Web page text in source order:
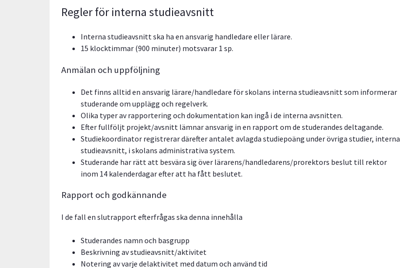
Regler för interna studieavsnitt
Interna studieavsnitt ska ha en ansvarig handledare eller lärare.
15 klocktimmar (900 minuter) motsvarar 1 sp.
Anmälan och uppföljning
Det finns alltid en ansvarig lärare/handledare för skolans interna studieavsnitt som informerar
studerande om upplägg och regelverk.
Olika typer av rapportering och dokumentation kan ingå i de interna avsnitten.
Efter fullföljt projekt/avsnitt lämnar ansvarig in en rapport om de studerandes deltagande.
Studiekoordinator registrerar därefter antalet avlagda studiepoäng under övriga studier, interna
studieavsnitt, i skolans administrativa system.
Studerande har rätt att besvära sig över lärarens/handledarens/prorektors beslut till rektor
inom 14 kalenderdagar efter att ha fått beslutet.
Rapport och godkännande
I de fall en slutrapport efterfrågas ska denna innehålla
Studerandes namn och basgrupp
Beskrivning av studieavsnitt/aktivitet
Notering av varje delaktivitet med datum och använd tid